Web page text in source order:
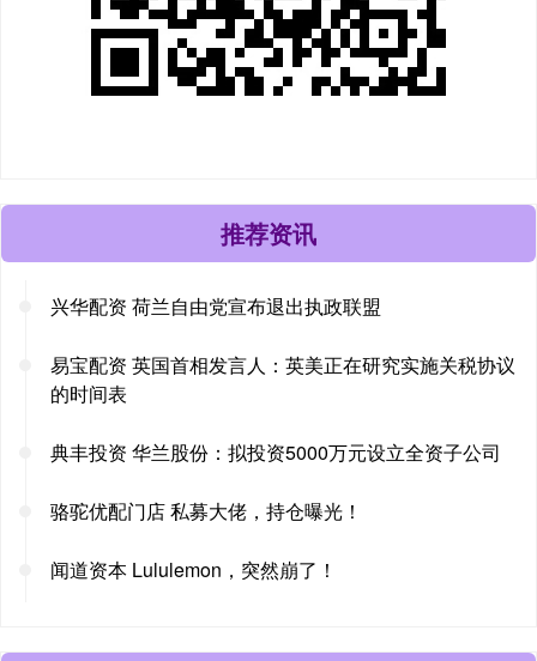
推荐资讯
兴华配资 荷兰自由党宣布退出执政联盟
易宝配资 英国首相发言人：英美正在研究实施关税协议
的时间表
典丰投资 华兰股份：拟投资5000万元设立全资子公司
骆驼优配门店 私募大佬，持仓曝光！
闻道资本 Lululemon，突然崩了！